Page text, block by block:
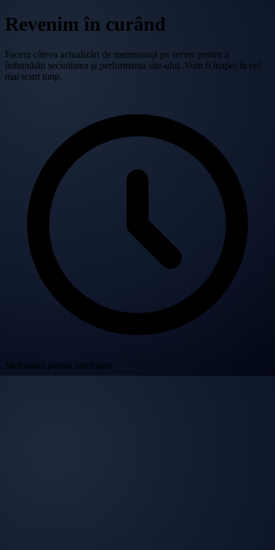
Revenim în curând
Facem câteva actualizări de mentenanță pe server pentru a
îmbunătăți securitatea și performanța site-ului. Vom fi înapoi în cel
mai scurt timp.
Mulțumim pentru înțelegere